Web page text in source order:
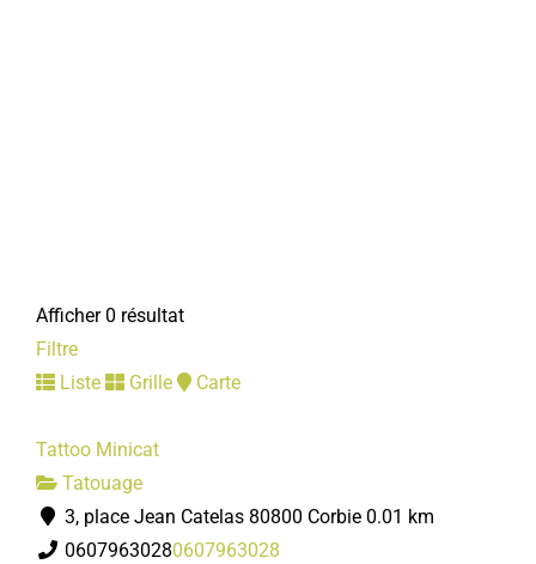
Afficher 0 résultat
Filtre
Liste
Grille Carte
Tattoo Minicat
Tatouage
3, place Jean Catelas 80800 Corbie 0.01 km
06079630280607963028